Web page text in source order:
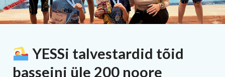
YESSi talvestardid tõid
basseini üle 200 noore